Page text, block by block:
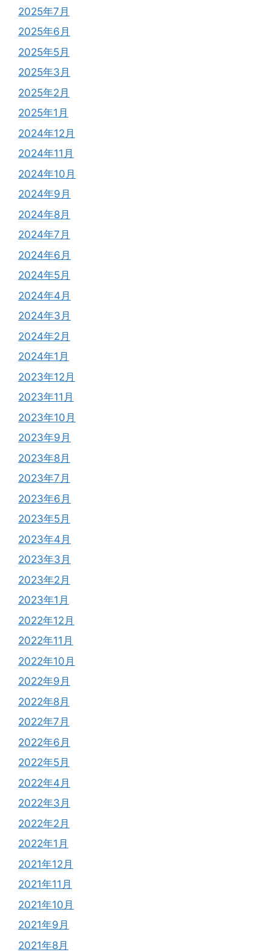
2025年7月
2025年6月
2025年5月
2025年3月
2025年2月
2025年1月
2024年12月
2024年11月
2024年10月
2024年9月
2024年8月
2024年7月
2024年6月
2024年5月
2024年4月
2024年3月
2024年2月
2024年1月
2023年12月
2023年11月
2023年10月
2023年9月
2023年8月
2023年7月
2023年6月
2023年5月
2023年4月
2023年3月
2023年2月
2023年1月
2022年12月
2022年11月
2022年10月
2022年9月
2022年8月
2022年7月
2022年6月
2022年5月
2022年4月
2022年3月
2022年2月
2022年1月
2021年12月
2021年11月
2021年10月
2021年9月
2021年8月